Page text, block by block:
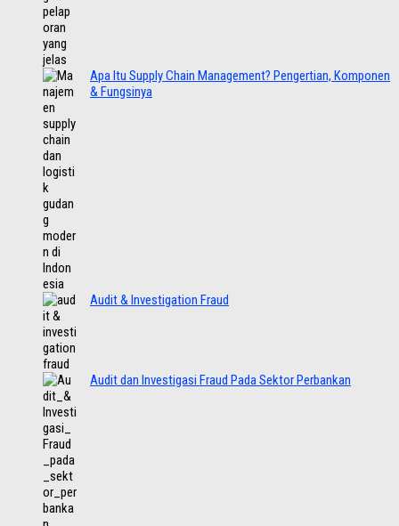
Apa Itu Supply Chain Management? Pengertian, Komponen
& Fungsinya
Audit & Investigation Fraud
Audit dan Investigasi Fraud Pada Sektor Perbankan